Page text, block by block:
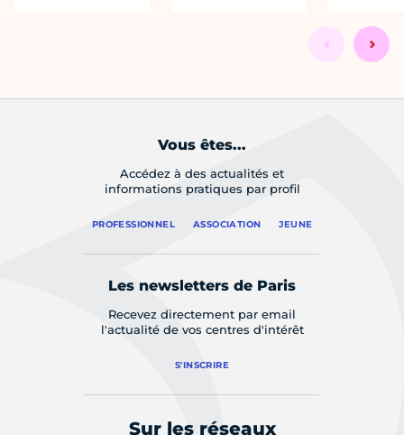
Vous êtes...
Accédez à des actualités et
informations pratiques par profil
PROFESSIONNEL ASSOCIATION JEUNE
Les newsletters de Paris
Recevez directement par email
l'actualité de vos centres d'intérêt
S'INSCRIRE
Sur les réseaux